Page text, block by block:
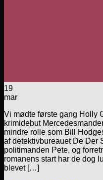
19
mar
Vi mødte første gang Holly
krimidebut
mindre rolle som Bill
af detektivbureauet De Der
politimanden Pete, og
romanens start har de dog
blevet […]